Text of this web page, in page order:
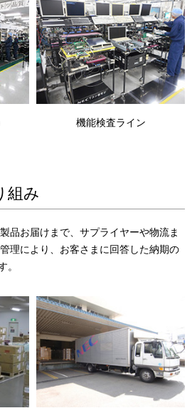
機能検査ライン
組み
品お届けまで、サプライヤーや物流ま
理により、お客さまに回答した納期の
。